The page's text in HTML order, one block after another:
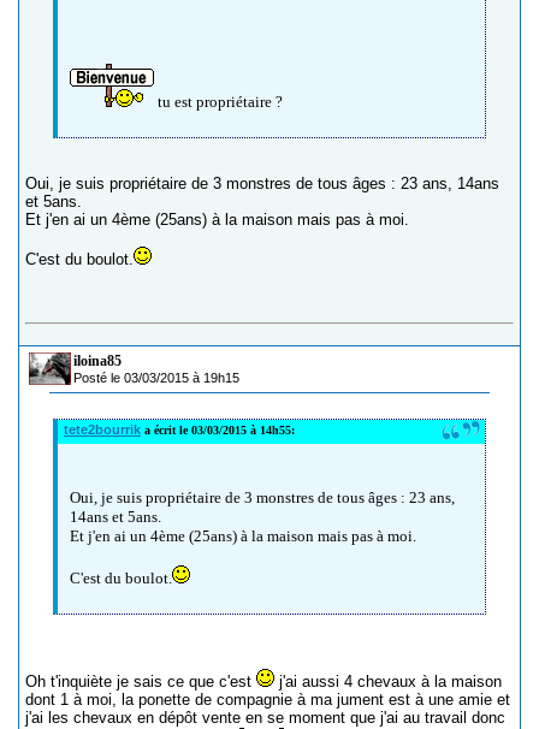
tu est propriétaire ?
Oui, je suis propriétaire de 3 monstres de tous âges : 23 ans, 14ans
et 5ans.
Et j'en ai un 4ème (25ans) à la maison mais pas à moi.
C'est du boulot.
iloina85
Posté le 03/03/2015 à 19h15
tete2bourrik a écrit le 03/03/2015 à 14h55:
Oui, je suis propriétaire de 3 monstres de tous âges : 23 ans,
14ans et 5ans.
Et j'en ai un 4ème (25ans) à la maison mais pas à moi.
C'est du boulot.
Oh t'inquiète je sais ce que c'est
j'ai aussi 4 chevaux à la maison
dont 1 à moi, la ponette de compagnie à ma jument est à une amie et
j'ai les chevaux en dépôt vente en se moment que j'ai au travail donc